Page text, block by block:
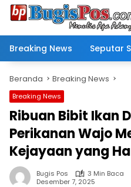
Langsung
Breaking News
Seputar
Beranda Breaking News
Breaking News
Ribuan Bibit Ikan
Perikanan Wajo
Kejayaan yang
Bugis Pos
3 Min Baca
Desember 7, 2025